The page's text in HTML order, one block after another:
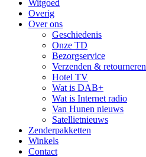
Witgoed
Overig
Over ons
Geschiedenis
Onze TD
Bezorgservice
Verzenden & retourneren
Hotel TV
Wat is DAB+
Wat is Internet radio
Van Hunen nieuws
Satellietnieuws
Zenderpakketten
Winkels
Contact